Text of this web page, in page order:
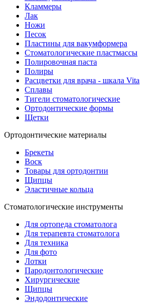
Кламмеры
Лак
Ножи
Песок
Пластины для вакумформера
Стоматологические пластмассы
Полировочная паста
Полиры
Расцветки для врача - шкала Vita
Сплавы
Тигели стоматологические
Ортодонтические формы
Щетки
Ортодонтические материалы
Брекеты
Воск
Товары для ортодонтии
Щипцы
Эластичные кольца
Стоматологические инструменты
Для ортопеда стоматолога
Для терапевта стоматолога
Для техника
Для фото
Лотки
Пародонтологические
Хирургические
Щипцы
Эндодонтические